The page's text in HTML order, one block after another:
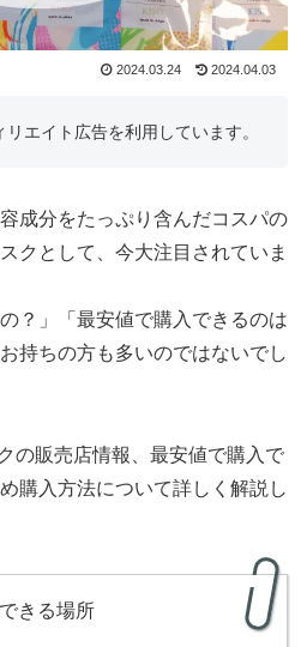
2024.03.24 2024.04.03
エイト広告を利用しています。
成分をたっぷり含んだコスパの
クとして、今大注目されていま
？」「最安値で購入できるのは
持ちの方も多いのではないでし
の販売店情報、最安値で購入で
購入方法について詳しく解説し
きる場所